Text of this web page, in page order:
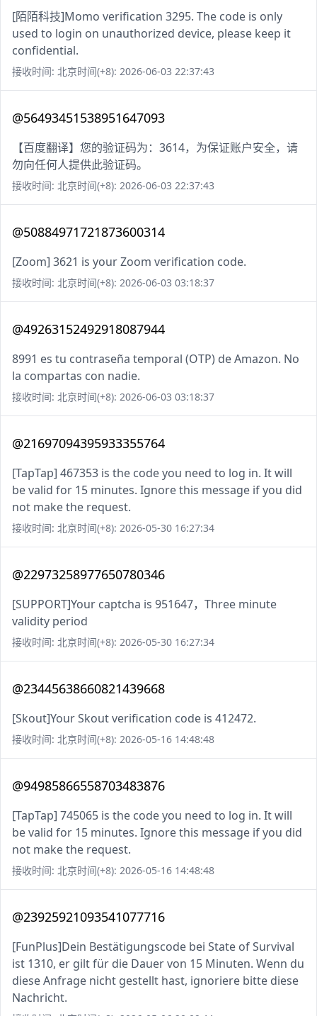
[陌陌科技]Momo verification 3295. The code is only
used to login on unauthorized device, please keep it
confidential.
接收时间: 北京时间(+8): 2026-06-03 22:37:43
@56493451538951647093
【百度翻译】您的验证码为：3614，为保证账户安全，请
勿向任何人提供此验证码。
接收时间: 北京时间(+8): 2026-06-03 22:37:43
@50884971721873600314
[Zoom] 3621 is your Zoom verification code.
接收时间: 北京时间(+8): 2026-06-03 03:18:37
@49263152492918087944
8991 es tu contraseña temporal (OTP) de Amazon. No
la compartas con nadie.
接收时间: 北京时间(+8): 2026-06-03 03:18:37
@21697094395933355764
[TapTap] 467353 is the code you need to log in. It will
be valid for 15 minutes. Ignore this message if you did
not make the request.
接收时间: 北京时间(+8): 2026-05-30 16:27:34
@22973258977650780346
[SUPPORT]Your captcha is 951647，Three minute
validity period
接收时间: 北京时间(+8): 2026-05-30 16:27:34
@23445638660821439668
[Skout]Your Skout verification code is 412472.
接收时间: 北京时间(+8): 2026-05-16 14:48:48
@94985866558703483876
[TapTap] 745065 is the code you need to log in. It will
be valid for 15 minutes. Ignore this message if you did
not make the request.
接收时间: 北京时间(+8): 2026-05-16 14:48:48
@23925921093541077716
[FunPlus]Dein Bestätigungscode bei State of Survival
ist 1310, er gilt für die Dauer von 15 Minuten. Wenn du
diese Anfrage nicht gestellt hast, ignoriere bitte diese
Nachricht.